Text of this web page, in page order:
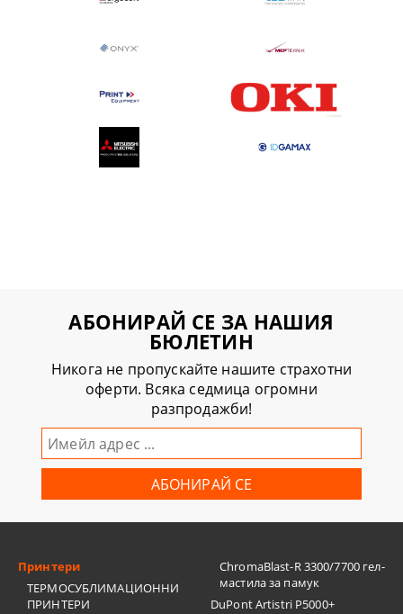
АБОНИРАЙ СЕ ЗА НАШИЯ
БЮЛЕТИН
Никога не пропускайте нашите страхотни
оферти. Всяка седмица огромни
разпродажби!
Принтери
ТЕРМОСУБЛИМАЦИОННИ
ПРИНТЕРИ
ChromaBlast-R 3300/7700 гел-
мастила за памук
DuPont Artistri P5000+